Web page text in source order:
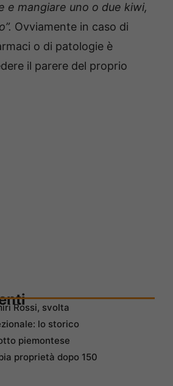
e mangiare uno o due kiwi,
Ovviamente in caso di
o di patologie è
il parere del proprio
Rossi, svolta
lo storico
piemontese
proprietà dopo 150